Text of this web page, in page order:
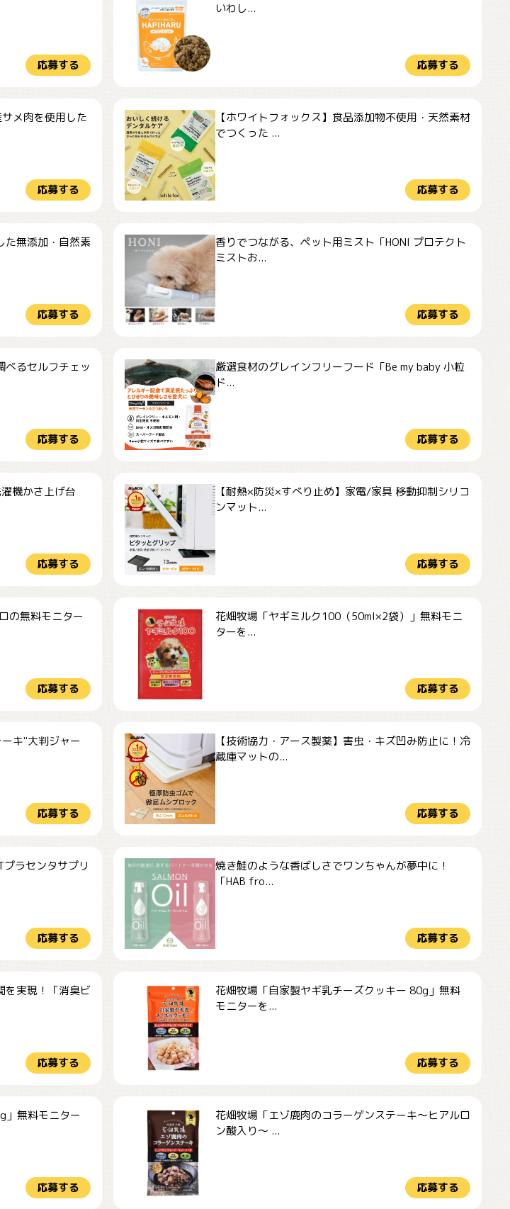
応募する
いわし...
応募する
メ肉を使用した
応募する
【ホワイトフォックス】食品添加物不使用・天然素材
でつくった ...
応募する
た無添加・自然素
応募する
香りでつながる、ペット用ミスト「HONI プロテクト
ミストお...
応募する
べるセルフチェッ
応募する
厳選食材のグレインフリーフード「Be my baby 小粒
ド...
応募する
機かさ上げ台
応募する
【耐熱×防災×すべり止め】家電/家具 移動抑制シリコ
ンマット...
応募する
の無料モニター
応募する
花畑牧場「ヤギミルク100（50ml×2袋）」無料モニ
ターを...
応募する
キ"大判ジャー
応募する
【技術協力・アース製薬】害虫・キズ凹み防止に！冷
蔵庫マットの...
応募する
ラセンタサプリ
応募する
焼き鮭のような香ばしさでワンちゃんが夢中に！
「HAB fro...
応募する
を実現！「消臭ビ
応募する
花畑牧場「自家製ヤギ乳チーズクッキー 80g」無料
モニターを...
応募する
」無料モニター
応募する
花畑牧場「エゾ鹿肉のコラーゲンステーキ～ヒアルロ
ン酸入り～ ...
応募する